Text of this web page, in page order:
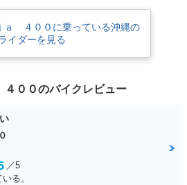
別・限定仕様
年 Ninja 400
ａ ４００に乗っている沖縄の
イダーを見る
００のバイクレビュー
／5
る。